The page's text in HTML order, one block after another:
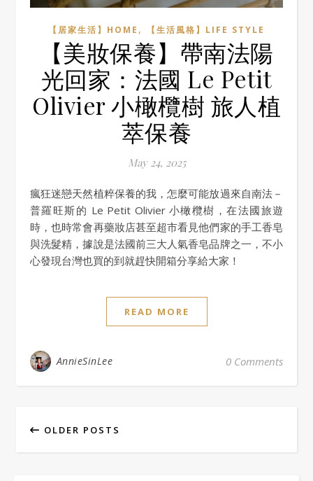
【居家生活】HOME , 【生活風格】LIFE STYLE
【美妝保養】帶南法陽
光回家：法國 Le Petit
Olivier 小橄欖樹 旅人植
萃保養
May 24, 2025
瘋狂迷戀天然植粹保養的我，怎麼可能放過來自南法－
普羅旺斯的 Le Petit Olivier 小橄欖樹，在法國旅遊
時，也時常會再藥妝店甚至超市看見他們家的手工香皂
與洗髮精，據說是法國前三大人氣香皂品牌之一，不小
心發現台灣也買的到就趕快開箱分享給大家！
READ MORE
AnnieSinLee 0 Comments
OLDER POSTS